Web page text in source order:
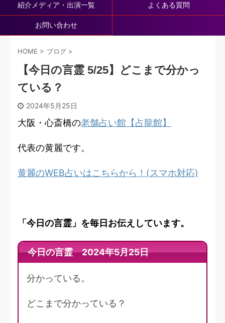
紹介メディア・出演一覧 よくある質問
お問い合わせ
HOME > ブログ >
【今日の言霊 5/25】どこまで分かっ
ている？
2024年5月25日
大阪・心斎橋の老舗占い館【占龍館】
代表の黄麗です。
黄麗のWEB占いはこちらから！(スマホ対応)
「今日の言霊」を毎日お伝えしています。
今日の言霊 2024年5月25日
分かっている。
どこまで分かっている？